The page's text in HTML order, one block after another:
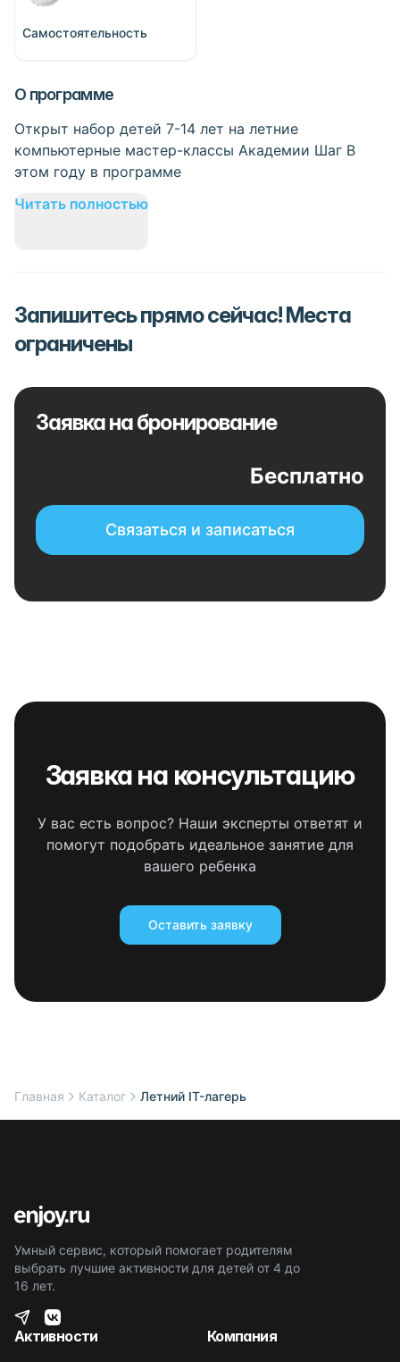
Самостоятельность
О программе
Открыт набор детей 7-14 лет на летние
компьютерные мастер-классы Академии Шаг В
этом году в программе
Читать полностью
Запишитесь прямо сейчас! Места
ограничены
Заявка на бронирование
Бесплатно
Связаться и записаться
Заявка на консультацию
У вас есть вопрос? Наши эксперты ответят и
помогут подобрать идеальное занятие для
вашего ребенка
Оставить заявку
Главная Каталог Летний IT-лагерь
Умный сервис, который помогает родителям
выбрать лучшие активности для детей от 4 до
16 лет.
Активности
Компания